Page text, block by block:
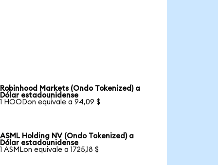
Robinhood Markets (Ondo Tokenized) a
Dólar estadounidense
1 HOODon equivale a 94,09 $
ASML Holding NV (Ondo Tokenized) a
Dólar estadounidense
1 ASMLon equivale a 1725,18 $